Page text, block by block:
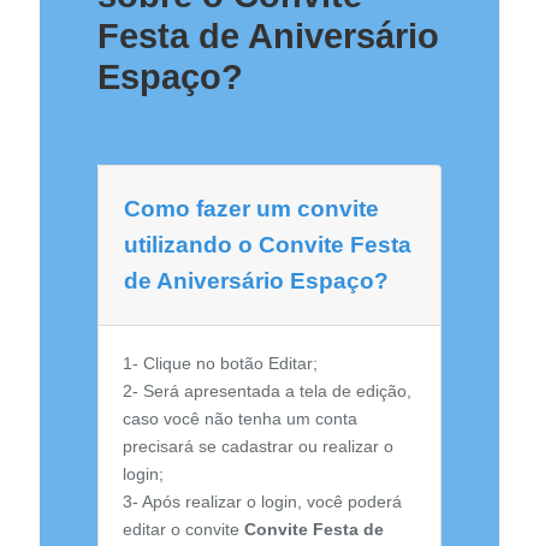
Festa de Aniversário
Espaço?
Como fazer um convite
utilizando o Convite Festa
de Aniversário Espaço?
1- Clique no botão Editar;
2- Será apresentada a tela de edição,
caso você não tenha um conta
precisará se cadastrar ou realizar o
login;
3- Após realizar o login, você poderá
editar o convite Convite Festa de